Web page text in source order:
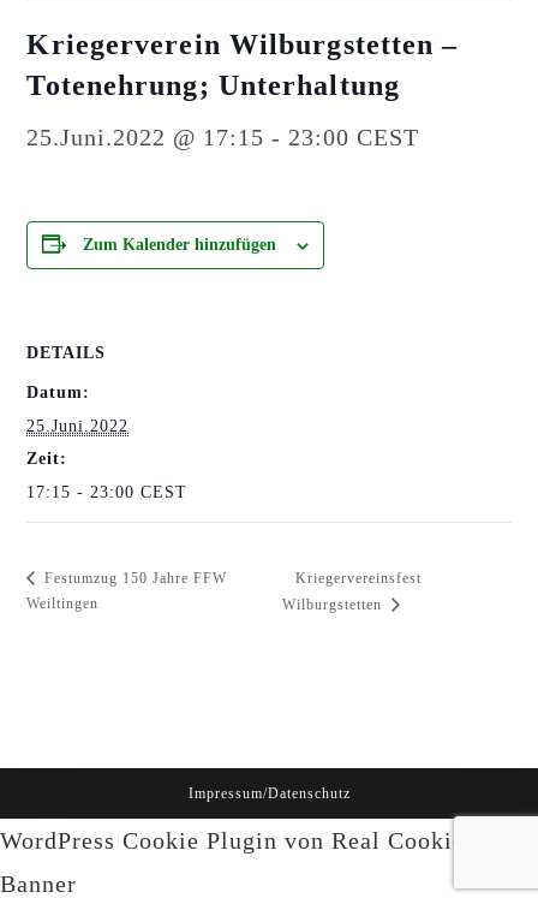
Kriegerverein Wilburgstetten –
Totenehrung; Unterhaltung
25.Juni.2022 @ 17:15 - 23:00 CEST
Zum Kalender hinzufügen
DETAILS
Datum:
25.Juni.2022
Zeit:
17:15 - 23:00CEST
Festumzug 150 Jahre FFW
Weiltingen
Kriegervereinsfest
Wilburgstetten
Impressum/Datenschutz
WordPress Cookie Plugin von Real Cookie
Banner